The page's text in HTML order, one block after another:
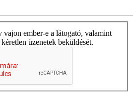
vajon ember-e a látogató, valamint
üzenetek beküldését.